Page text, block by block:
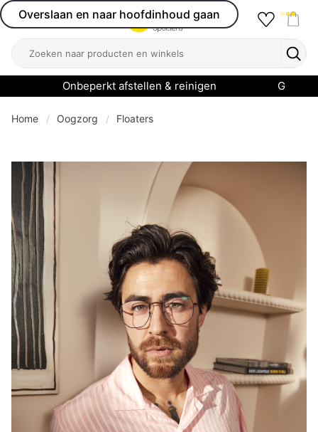
Overslaan en naar hoofdinhoud gaan
Open menu
Zoeken
Onbeperkt afstellen & reinigen
Home Oogzorg Floaters